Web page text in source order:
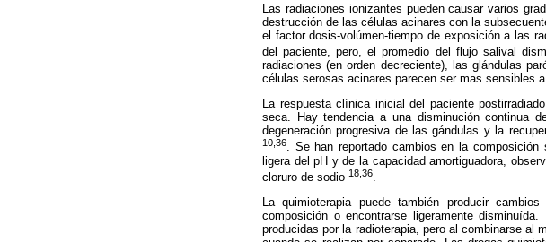
Las radiaciones ionizantes pueden causar varios
destrucción de las células acinares con la
el factor dosis-volúmen-tiempo de exposición a las
del paciente, pero, el promedio del flujo salival
radiaciones (en orden decreciente), las glándulas
células serosas acinares parecen ser mas sensibles
La respuesta clínica inicial del paciente
seca. Hay tendencia a una disminución continua
degeneración progresiva de las gándulas y la
10,36. Se han reportado cambios en la
ligera del pH y de la capacidad amortiguadora,
cloruro de sodio 18,36.
La quimioterapia puede también producir
composición o encontrarse ligeramente
producidas por la radioterapia, pero al combinarse